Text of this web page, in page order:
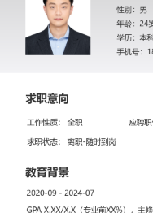
正在查看在校生跨
陈小湾
性别: 男年龄: 26 学历: 本科
邮箱:
求职意向